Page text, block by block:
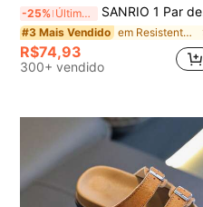
-25% Últimos 3 dias SANRIO 1 Par de Chinelos Internos Fofos e Antiderrapantes com Estampa Infantil, Sandálias de Banho de Verão para Meninas
#3 Mais Vendido em Resistente ao desgaste Escorregas de espuma par
R$74,93
300+ vendido